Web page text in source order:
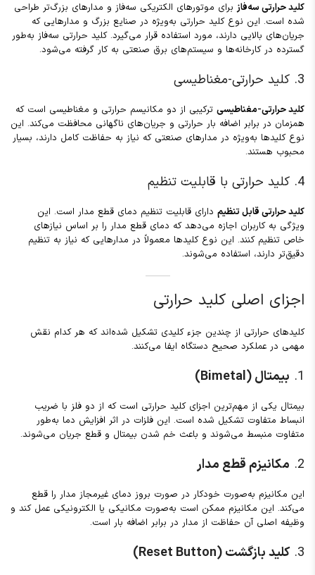
کلید حرارتی سه‌فازبرای موتورهای الکتریکی سه‌فاز و مدارهای بزرگ‌تر طراحی
شده است. این نوع کلید حرارتی به‌ویژه در صنایع بزرگ و مدارهایی که
جریان‌های بالایی دارند، مورد استفاده قرار می‌گیرد. کلید حرارتی سه‌فاز به‌طور
گسترده در کارخانه‌ها و سیستم‌های برق صنعتی به کار گرفته می‌شود.
3. کلید حرارتی-مغناطیسی
کلید حرارتی-مغناطیسی ترکیبی از دو مکانیسم حرارتی و مغناطیسی است که
همزمان در برابر اضافه بار حرارتی و جریان‌های ناگهانی محافظت می‌کند. این
نوع کلیدها به‌ویژه در مدارهای صنعتی که نیاز به حفاظت کامل دارند، بسیار
محبوب هستند.
4. کلید حرارتی با قابلیت تنظیم
کلید حرارتی قابل تنظیم دارای قابلیت تنظیم دمای قطع مدار است. این
ویژگی به کاربران اجازه می‌دهد که دمای قطع مدار را بر اساس نیازهای
خاص تنظیم کنند. این نوع کلیدها معمولاً در مدارهایی که نیاز به تنظیم
دقیق‌تر دارند، استفاده می‌شوند.
اجزای اصلی کلید حرارتی
کلیدهای حرارتی از چندین جزء کلیدی تشکیل شده‌اند که هر کدام نقش
مهمی در عملکرد صحیح دستگاه ایفا می‌کنند.
1. بیمتال (Bimetal)
بیمتال یکی از مهم‌ترین اجزای کلید حرارتی است که از دو فلز با ضریب
انبساط متفاوت تشکیل شده است. این فلزات در اثر افزایش دما به‌طور
متفاوت منبسط می‌شوند و باعث خم شدن بیمتال و قطع جریان می‌شوند.
2. مکانیزم قطع مدار
این مکانیزم به‌صورت خودکار در صورت بروز دمای غیرمجاز مدار را قطع
می‌کند. این مکانیزم ممکن است به‌صورت مکانیکی یا الکترونیکی عمل کند و
وظیفه اصلی آن حفاظت از مدار در برابر اضافه بار است.
3. کلید بازگشت (Reset Button)